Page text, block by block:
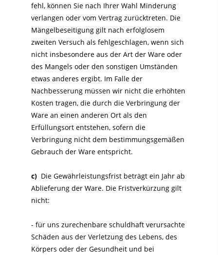
fehl, können Sie nach Ihrer Wahl Minderung
verlangen oder vom Vertrag zurücktreten. Die
Mängelbeseitigung gilt nach erfolglosem
zweiten Versuch als fehlgeschlagen, wenn sich
nicht insbesondere aus der Art der Ware oder
des Mangels oder den sonstigen Umständen
etwas anderes ergibt. Im Falle der
Nachbesserung müssen wir nicht die erhöhten
Kosten tragen, die durch die Verbringung der
Ware an einen anderen Ort als den
Erfüllungsort entstehen, sofern die
Verbringung nicht dem bestimmungsgemäßen
Gebrauch der Ware entspricht.
c) Die Gewährleistungsfrist beträgt ein Jahr ab
Ablieferung der Ware. Die Fristverkürzung gilt
nicht:
- für uns zurechenbare schuldhaft verursachte
Schäden aus der Verletzung des Lebens, des
Körpers oder der Gesundheit und bei